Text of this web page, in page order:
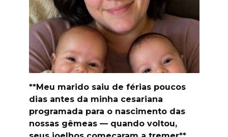
**Meu marido saiu de férias poucos
dias antes da minha cesariana
programada para o nascimento das
nossas gêmeas — quando voltou,